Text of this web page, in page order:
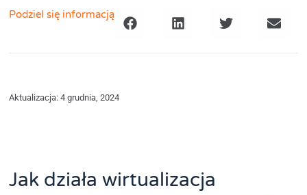
Podziel się informacją
Aktualizacja: 4 grudnia, 2024
Jak działa wirtualizacja